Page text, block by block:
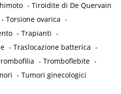
-Tiroidite di De Quervain
-Torsione ovarica -
-Trapianti -
-Traslocazione batterica -
-Tromboflebite -
-Tumori ginecologici